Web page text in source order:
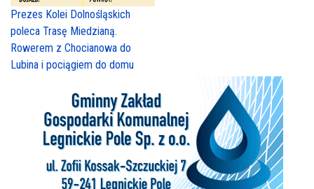
Prezes Kolei Dolnośląskich
poleca Trasę Miedzianą.
Rowerem z Chocianowa do
Lubina i pociągiem do domu